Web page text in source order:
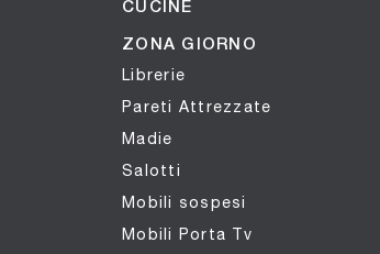
CUCINE
ZONA GIORNO
Librerie
Pareti Attrezzate
Madie
Salotti
Mobili sospesi
Mobili Porta Tv